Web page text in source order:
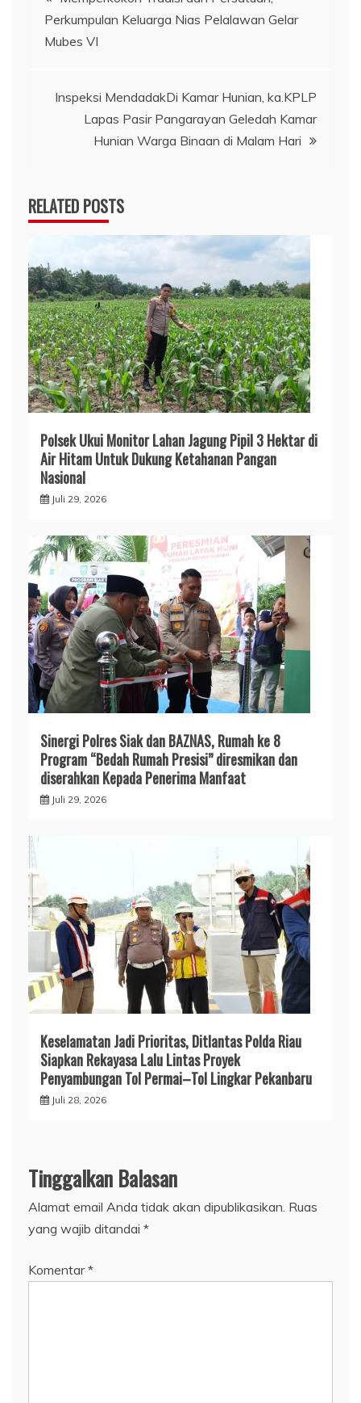
pos
Perkumpulan Keluarga Nias Pelalawan Gelar
Mubes VI
Inspeksi MendadakDi Kamar Hunian, ka.KPLP
Lapas Pasir Pangarayan Geledah Kamar
Hunian Warga Binaan di Malam Hari
RELATED POSTS
Polsek Ukui Monitor Lahan Jagung Pipil 3 Hektar di
Air Hitam Untuk Dukung Ketahanan Pangan
Nasional
Juli 29, 2026
Sinergi Polres Siak dan BAZNAS, Rumah ke 8
Program “Bedah Rumah Presisi” diresmikan dan
diserahkan Kepada Penerima Manfaat
Juli 29, 2026
Keselamatan Jadi Prioritas, Ditlantas Polda Riau
Siapkan Rekayasa Lalu Lintas Proyek
Penyambungan Tol Permai–Tol Lingkar Pekanbaru
Juli 28, 2026
Tinggalkan Balasan
Alamat email Anda tidak akan dipublikasikan. Ruas
yang wajib ditandai *
Komentar*